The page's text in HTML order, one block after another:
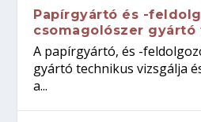
Papírgyártó és -
csomagolószer gyártó
A papírgyártó, és -
gyártó technikus vizsgálja
a...